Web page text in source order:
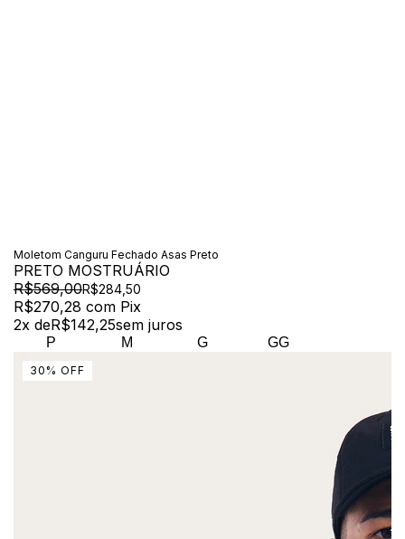
Moletom Canguru Fechado Asas Preto
PRETO MOSTRUÁRIO
R$569,00R$284,50
R$270,28 com Pix
2x deR$142,25sem juros
P M G GG
30 % OFF